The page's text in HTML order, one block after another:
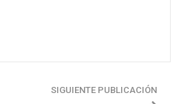
SIGUIENTE PUBLICACIÓN